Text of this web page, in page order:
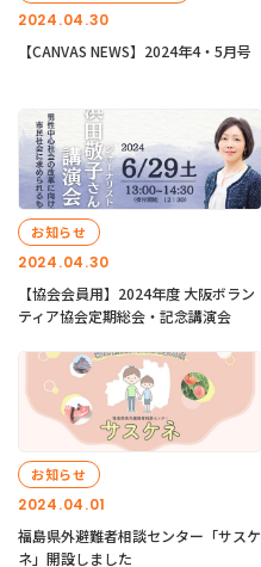
2024.04.30
【CANVAS NEWS】2024年4・5月号
2024.04.30
お知らせ
【協会会員用】2024年度 大阪ボラン
ティア協会定期総会・記念講演会
2024.04.01
お知らせ
福島県外避難者相談センター「サスケ
ネ」開設しました